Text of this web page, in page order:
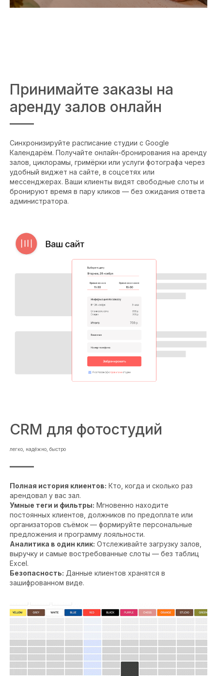
Принимайте заказы на
аренду залов онлайн
Синхронизируйте расписание студии с Google
Календарём. Получайте онлайн-бронирования на аренду
залов, циклорамы, гримёрки или услуги фотографа через
удобный виджет на сайте, в соцсетях или
мессенджерах. Ваши клиенты видят свободные слоты и
бронируют время в пару кликов — без ожидания ответа
администратора.
CRM для фотостудий
легко, надёжно, быстро
Полная история клиентов: Кто, когда и сколько раз
арендовал у вас зал.
Умные теги и фильтры: Мгновенно находите
постоянных клиентов, должников по предоплате или
организаторов съёмок — формируйте персональные
предложения и программу лояльности.
Аналитика в один клик: Отслеживайте загрузку залов,
выручку и самые востребованные слоты — без таблиц
Excel.
Безопасность: Данные клиентов хранятся в
зашифрованном виде.